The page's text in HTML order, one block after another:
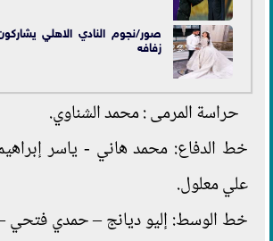
صور/نجوم النادي الاهلي
زفافه
حراسة المرمى : محمد الشناوي.
خط الدفاع: محمد هاني - ياسر
علي معلول.
خط الوسط: إليو ديانج – حمدي